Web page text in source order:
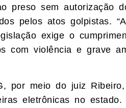
preso sem autorização
pelos atos golpistas.
exige o
com violência e grave
por meio do juiz
eletrônicas no